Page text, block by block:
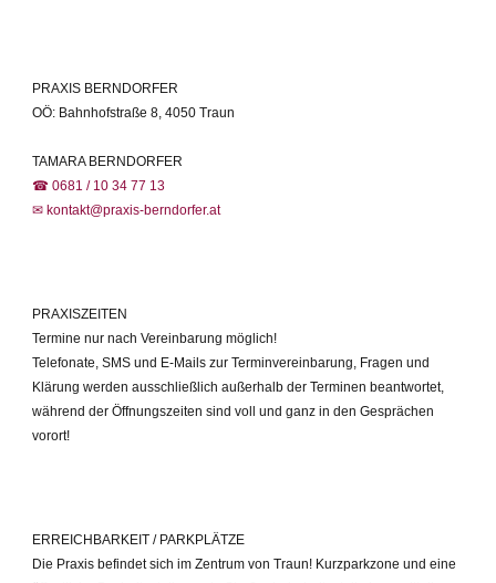
PRAXIS BERNDORFER
OÖ: Bahnhofstraße 8, 4050 Traun
TAMARA BERNDORFER
☎ 0681 / 10 34 77 13
✉ kontakt@praxis-berndorfer.at
PRAXISZEITEN
Termine nur nach Vereinbarung möglich!
Telefonate, SMS und E-Mails zur Terminvereinbarung, Fragen und
Klärung werden ausschließlich außerhalb der Terminen beantwortet,
während der Öffnungszeiten sind voll und ganz in den Gesprächen
vorort!
ERREICHBARKEIT / PARKPLÄTZE
Die Praxis befindet sich im Zentrum von Traun! Kurzparkzone und eine